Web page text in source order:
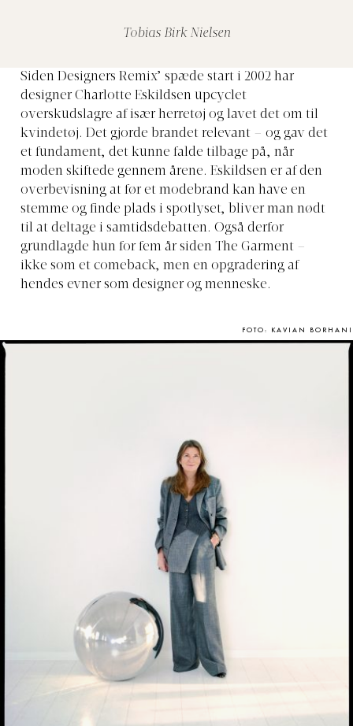
Tobias Birk Nielsen
Siden Designers Remix’ spæde start i 2002 har
designer Charlotte Eskildsen upcyclet
overskudslagre af især herretøj og lavet det om til
kvindetøj. Det gjorde brandet relevant – og gav det
et fundament, det kunne falde tilbage på, når
moden skiftede gennem årene. Eskildsen er af den
overbevisning at før et modebrand kan have en
stemme og finde plads i spotlyset, bliver man nødt
til at deltage i samtidsdebatten. Også derfor
grundlagde hun for fem år siden The Garment –
ikke som et comeback, men en opgradering af
hendes evner som designer og menneske.
FOTO: KAVIAN BORHANI